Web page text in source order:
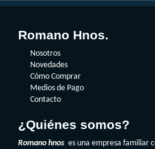
Romano Hnos.
Nosotros
Novedades
Cómo Comprar
Medios de Pago
Contacto
¿Quiénes somos?
Romano hnos es una empresa familiar